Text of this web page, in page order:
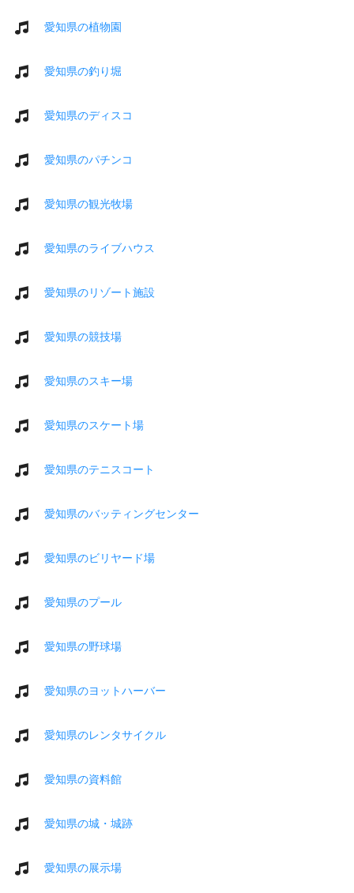
愛知県の植物園
愛知県の釣り堀
愛知県のディスコ
愛知県のパチンコ
愛知県の観光牧場
愛知県のライブハウス
愛知県のリゾート施設
愛知県の競技場
愛知県のスキー場
愛知県のスケート場
愛知県のテニスコート
愛知県のバッティングセンター
愛知県のビリヤード場
愛知県のプール
愛知県の野球場
愛知県のヨットハーバー
愛知県のレンタサイクル
愛知県の資料館
愛知県の城・城跡
愛知県の展示場